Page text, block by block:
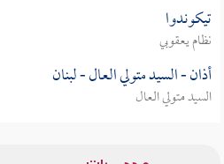
تيكوندوا
نظام يعقوبي
أذان - السيد متولي العال - لبنان
السيد متولي العال